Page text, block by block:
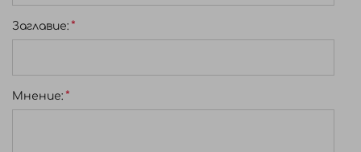
Заглавиe:
Мнение: